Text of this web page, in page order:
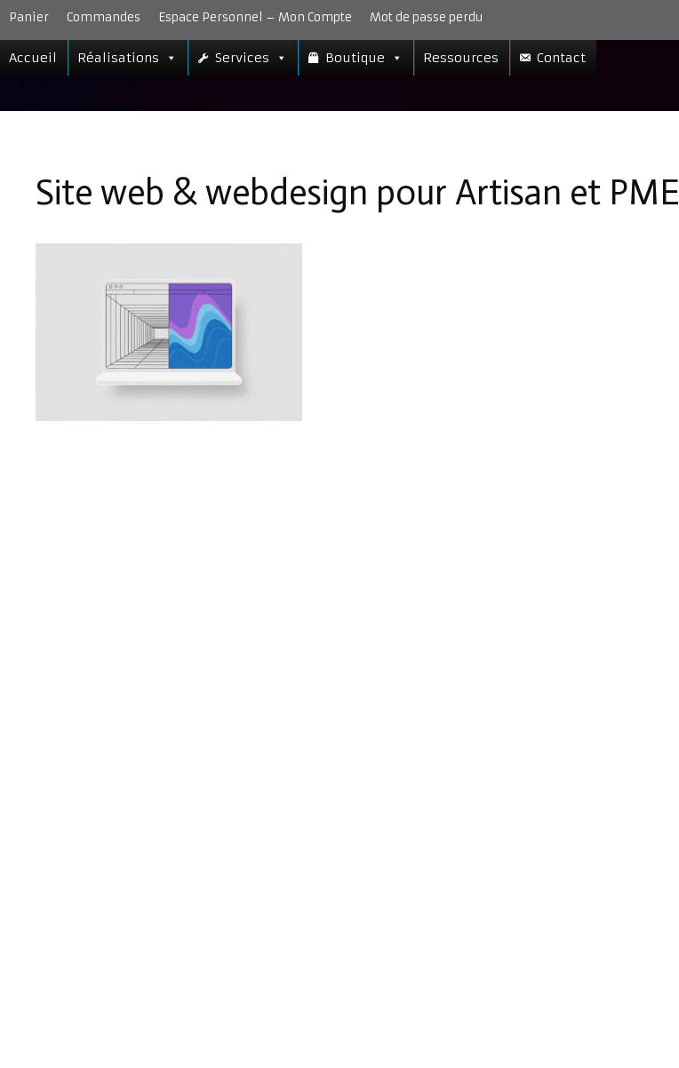
Aller
contenu
Panier Commandes Espace Personnel – Mon Compte Mot de passe perdu
Accueil Réalisations Services Boutique Ressources Contact
Site web & webdesign pour Artisan et PME